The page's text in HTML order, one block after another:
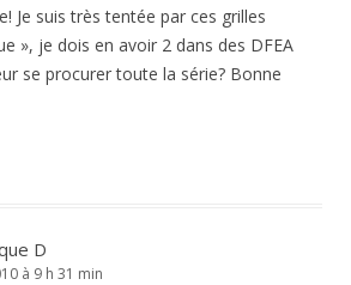
Je suis très tentée par ces grilles
», je dois en avoir 2 dans des DFEA
se procurer toute la série? Bonne
D
à 9 h 31 min